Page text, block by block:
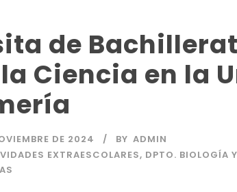
de
Ciencia en la
DE 2024 BY ADMIN
EXTRAESCOLARES, DPTO. BIOLOGÍA